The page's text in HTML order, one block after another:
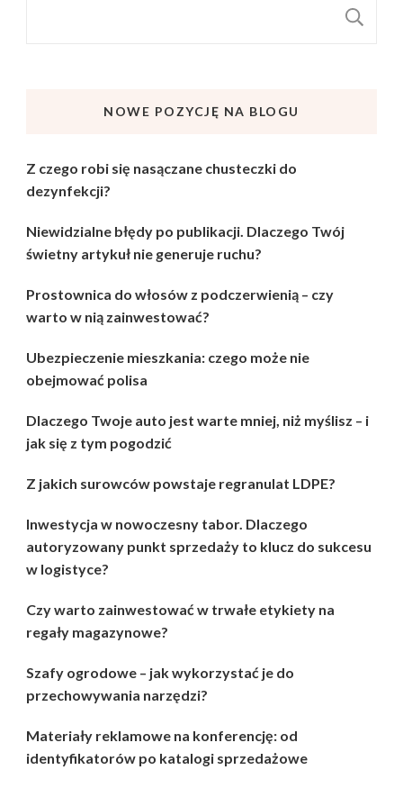
NOWE POZYCJĘ NA BLOGU
Z czego robi się nasączane chusteczki do
dezynfekcji?
Niewidzialne błędy po publikacji. Dlaczego Twój
świetny artykuł nie generuje ruchu?
Prostownica do włosów z podczerwienią – czy
warto w nią zainwestować?
Ubezpieczenie mieszkania: czego może nie
obejmować polisa
Dlaczego Twoje auto jest warte mniej, niż myślisz – i
jak się z tym pogodzić
Z jakich surowców powstaje regranulat LDPE?
Inwestycja w nowoczesny tabor. Dlaczego
autoryzowany punkt sprzedaży to klucz do sukcesu
w logistyce?
Czy warto zainwestować w trwałe etykiety na
regały magazynowe?
Szafy ogrodowe – jak wykorzystać je do
przechowywania narzędzi?
Materiały reklamowe na konferencję: od
identyfikatorów po katalogi sprzedażowe